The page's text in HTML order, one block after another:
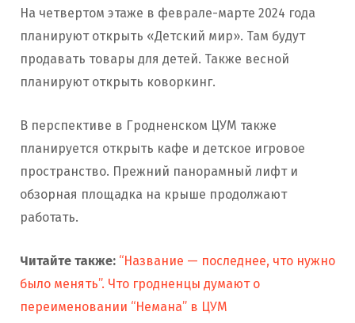
На четвертом этаже в феврале-марте 2024 года
планируют открыть «Детский мир». Там будут
продавать товары для детей. Также весной
планируют открыть коворкинг.
В перспективе в Гродненском ЦУМ также
планируется открыть кафе и детское игровое
пространство. Прежний панорамный лифт и
обзорная площадка на крыше продолжают
работать.
Читайте также: “Название — последнее, что нужно
было менять”. Что гродненцы думают о
переименовании “Немана” в ЦУМ